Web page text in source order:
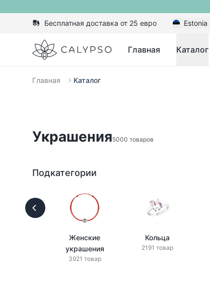
Бесплатная доставка от 25 евро Estonia
Calypso Главная Каталог
Главная Каталог
Украшения5000 товаров
Подкатегории
Женские
украшения
3921 товар
Кольца
2191 товар